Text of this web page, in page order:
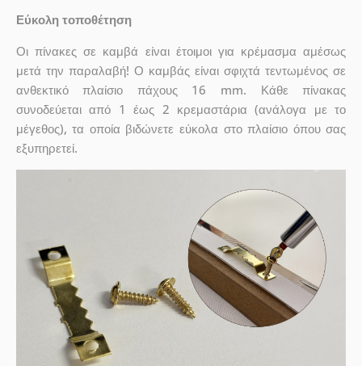
Εύκολη τοποθέτηση
Οι πίνακες σε καμβά είναι έτοιμοι για κρέμασμα αμέσως
μετά την παραλαβή! Ο καμβάς είναι σφιχτά τεντωμένος σε
ανθεκτικό πλαίσιο πάχους 16 mm. Κάθε πίνακας
συνοδεύεται από 1 έως 2 κρεμαστάρια (ανάλογα με το
μέγεθος), τα οποία βιδώνετε εύκολα στο πλαίσιο όπου σας
εξυπηρετεί.